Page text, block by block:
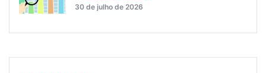
30 de julho de 2026